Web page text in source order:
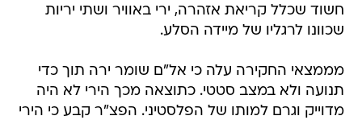
חשוד שכלל קריאת אזהרה, ירי באוויר ושתי יריות
שכוונו לרגליו של מיידה הסלע.
מממצאי החקירה עלה כי אל"ם שומר ירה תוך כדי
תנועה ולא במצב סטטי. כתוצאה מכך הירי לא היה
מדוייק וגרם למותו של הפלסטיני. הפצ"ר קבע כי הירי